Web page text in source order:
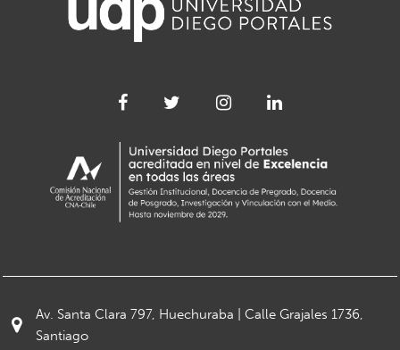
Av. Santa Clara 797, Huechuraba | Calle Grajales 1736,
Santiago